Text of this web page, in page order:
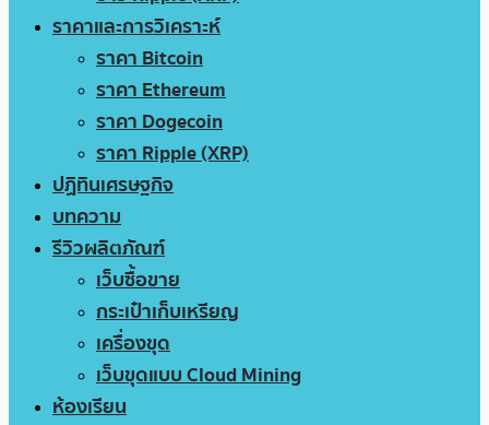
ราคาและการวิเคราะห์
ราคา Bitcoin
ราคา Ethereum
ราคา Dogecoin
ราคา Ripple (XRP)
ปฏิทินเศรษฐกิจ
บทความ
รีวิวผลิตภัณฑ์
เว็บซื้อขาย
กระเป๋าเก็บเหรียญ
เครื่องขุด
เว็บขุดแบบ Cloud Mining
ห้องเรียน